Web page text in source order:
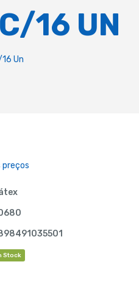
16 UN
Un
preços
Stock